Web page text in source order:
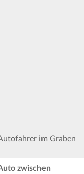
im Graben
zwischen